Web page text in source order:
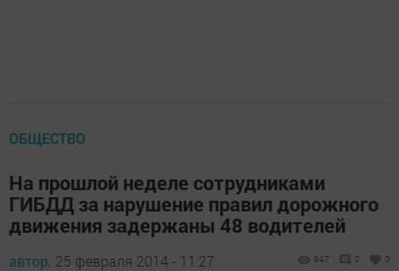
ОБЩЕСТВО
На прошлой неделе сотрудниками
ГИБДД за нарушение правил дорожного
движения задержаны 48 водителей
автор, 25 февраля 2014 - 11:27 847 0 0